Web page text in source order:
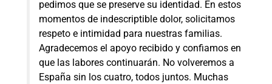
pedimos que se preserve su identidad. En estos
momentos de indescriptible dolor, solicitamos
respeto e intimidad para nuestras familias.
Agradecemos el apoyo recibido y confiamos en
que las labores continuarán. No volveremos a
España sin los cuatro, todos juntos. Muchas